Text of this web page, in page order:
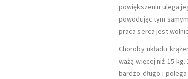
powiększeniu ulega
powodując tym
praca serca jest
Choroby układu
ważą więcej niż 15
bardzo długo i